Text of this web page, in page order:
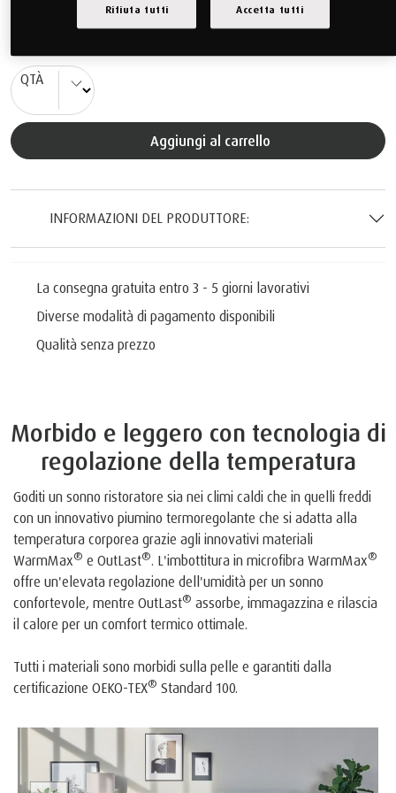
QTÀ
Aggiungi al carrello
INFORMAZIONI DEL PRODUTTORE:
La consegna gratuita entro 3 - 5 giorni lavorativi
Diverse modalità di pagamento disponibili
Qualità senza prezzo
Morbido e leggero con tecnologia di
regolazione della temperatura
Goditi un sonno ristoratore sia nei climi caldi che in quelli freddi
con un innovativo piumino termoregolante che si adatta alla
temperatura corporea grazie agli innovativi materiali
WarmMax® e OutLast®. L'imbottitura in microfibra WarmMax®
offre un'elevata regolazione dell'umidità per un sonno
confortevole, mentre OutLast® assorbe, immagazzina e rilascia
il calore per un comfort termico ottimale.
Tutti i materiali sono morbidi sulla pelle e garantiti dalla
certificazione OEKO-TEX® Standard 100.
Rifiuta tutti Accetta tutti